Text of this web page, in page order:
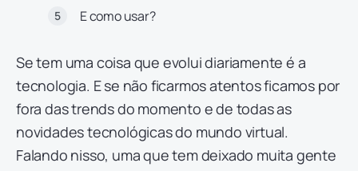
E como usar?
Se tem uma coisa que evolui diariamente é a
tecnologia. E se não ficarmos atentos ficamos por
fora das trends do momento e de todas as
novidades tecnológicas do mundo virtual.
Falando nisso, uma que tem deixado muita gente